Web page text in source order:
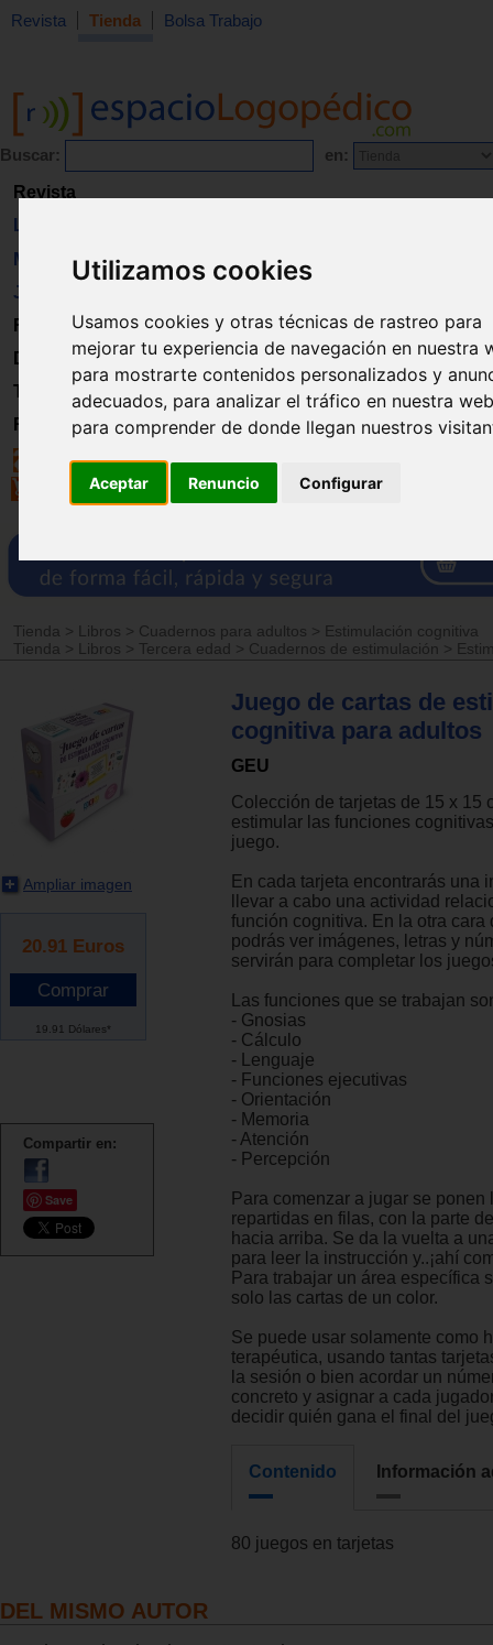
Utilizamos cookies
Usamos cookies y otras técnicas de rastreo para
mejorar tu experiencia de navegación en nuestra
para mostrarte contenidos personalizados y
adecuados, para analizar el tráfico en nuestra
para comprender de donde llegan nuestros
Aceptar Renuncio Configurar
Revista Tienda Bolsa Trabajo
Buscar: en:
Revista
Libros
Material
Juguetes
Formación
Directorio
Trabajo
Registro
Tienda > Libros > Cuadernos para adultos > Estimulación cognitiva
Tienda
> Libros > Tercera edad > Cuadernos de estimulación >
Ampliar imagen
20.91 Euros
19.91 Dólares*
Compartir en:
Save
Juego de cartas de
cognitiva para adultos
GEU
Colección de tarjetas de 15 x 15
estimular las funciones
juego.
En cada tarjeta encontrarás una
llevar a cabo una actividad
función cognitiva. En la otra cara
podrás ver imágenes, letras y
servirán para completar los
Las funciones que se trabajan
- Gnosias
- Cálculo
- Lenguaje
- Funciones ejecutivas
- Orientación
- Memoria
- Atención
- Percepción
Para comenzar a jugar se ponen
repartidas en filas, con la parte
hacia arriba. Se da la vuelta a
para leer la instrucción y..¡ahí
Para trabajar un área específica
solo las cartas de un color.
Se puede usar solamente como
terapéutica, usando tantas
la sesión o bien acordar un
concreto y asignar a cada
decidir quién gana el final del
Contenido Información
80 juegos en tarjetas
DEL MISMO AUTOR